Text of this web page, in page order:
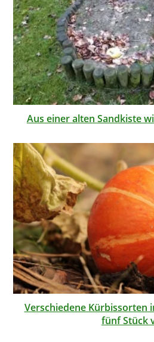
Aus einer alten Sandkiste
Verschiedene Kürbissorten
fünf Stück